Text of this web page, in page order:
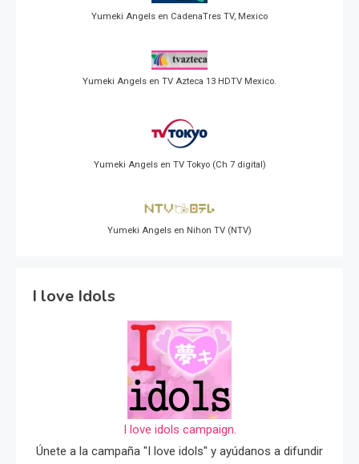
Yumeki Angels en CadenaTres TV, Mexico
Yumeki Angels en TV Azteca 13 HDTV Mexico.
Yumeki Angels en TV Tokyo (Ch 7 digital)
Yumeki Angels en Nihon TV (NTV)
I love Idols
I love idols campaign.
Únete a la campaña "I love idols" y ayúdanos a difundir